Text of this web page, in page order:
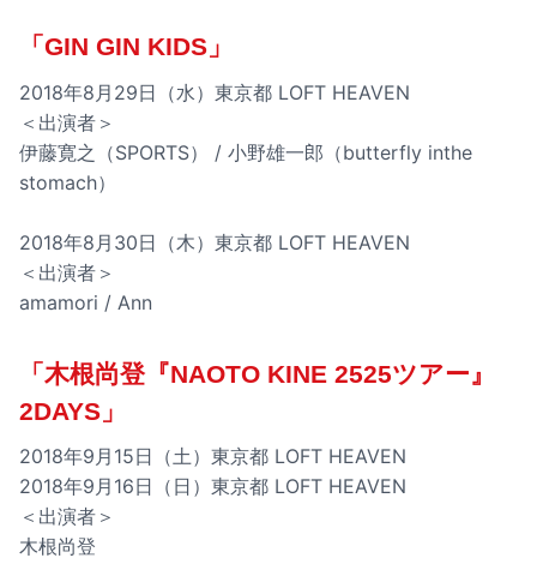
「GIN GIN KIDS」
2018年8月29日（水）東京都 LOFT HEAVEN
＜出演者＞
伊藤寛之（SPORTS） / 小野雄一郎（butterfly inthe
stomach）
2018年8月30日（木）東京都 LOFT HEAVEN
＜出演者＞
amamori / Ann
「木根尚登『NAOTO KINE 2525ツアー』
2DAYS」
2018年9月15日（土）東京都 LOFT HEAVEN
2018年9月16日（日）東京都 LOFT HEAVEN
＜出演者＞
木根尚登